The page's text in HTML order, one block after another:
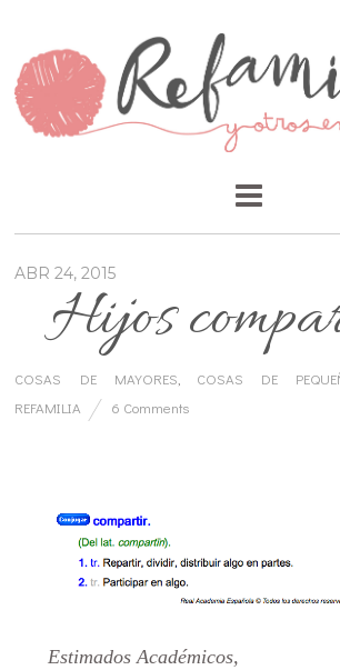
ABR 24, 2015
Hijos
COSAS DE MAYORES COSAS DE
REFAMILIA
6 Comments
Estimados Académicos,